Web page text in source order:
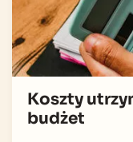
Koszty
budżet